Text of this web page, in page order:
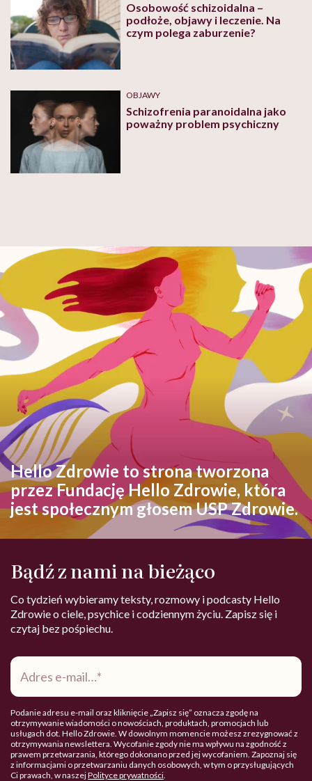
Osobowość schizoidalna –
podłoże, objawy i leczenie. Na
czym polega zaburzenie?
OBJAWY
Schizofrenia paranoidalna jako
poważny problem psychiczny
Hello Zdrowie to strona tworzona
przez Fundację Hello Zdrowie, która
jest społecznym głosem USP Zdrowie.
Bądź z nami na bieżąco
Co tydzień wybieramy teksty, rozmowy i podcasty Hello
Zdrowie o ciele, psychice i codziennym życiu. Zapisz się i
czytaj bez pośpiechu.
Adres
mail*
Podanie adresu e-mail oraz kliknięcie „Zapisz się” oznacza zgodę na
otrzymywanie wiadomości o nowościach, produktach, promocjach lub
usługach dot. Hello Zdrowie. W dowolnym momencie możesz zrezygnować z
otrzymywania newslettera. Wycofanie zgody nie ma wpływu na zgodność z
prawem przetwarzania, którego dokonano przed jej wycofaniem. Zapoznaj się
z informacjami o przetwarzaniu danych osobowych, w tym o przysługujących
Ci prawach, w naszejPolityce prywatności